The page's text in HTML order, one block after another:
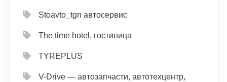
Stoavto_tgn автосервис
The time hotel, гостиница
TYREPLUS
V-Drive — автозапчасти, автотехцентр,